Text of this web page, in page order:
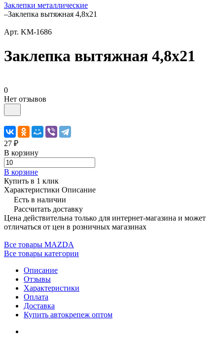
Заклепки металлические
–Заклепка вытяжная 4,8х21
Арт. KM-1686
Заклепка вытяжная 4,8х21
0
Нет отзывов
27 ₽
В корзину
В корзине
Купить в 1 клик
Характеристики Описание
Есть в наличии
Рассчитать доставку
Цена действительна только для интернет-магазина и может
отличаться от цен в розничных магазинах
Все товары MAZDA
Все товары категории
Описание
Отзывы
Характеристики
Оплата
Доставка
Купить автокрепеж оптом